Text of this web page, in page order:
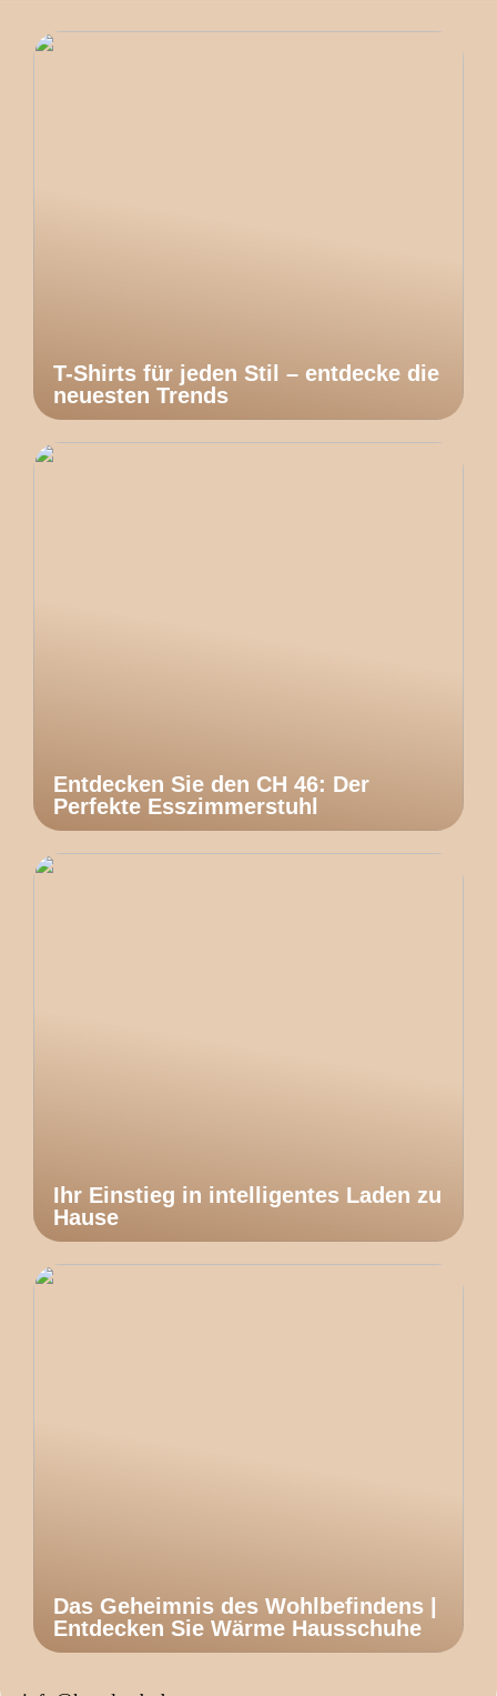
T-Shirts für jeden Stil – entdecke die
neuesten Trends
Entdecken Sie den CH 46: Der
Perfekte Esszimmerstuhl
Ihr Einstieg in intelligentes Laden zu
Hause
Das Geheimnis des Wohlbefindens |
Entdecken Sie Wärme Hausschuhe